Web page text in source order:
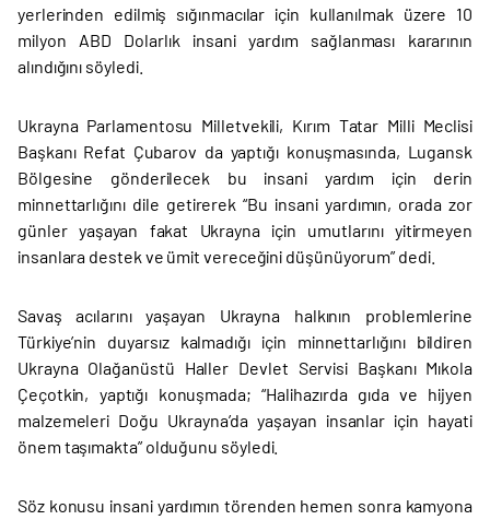
yerlerinden edilmiş sığınmacılar için kullanılmak üzere 10
milyon ABD Dolarlık insani yardım sağlanması kararının
alındığını söyledi.
Ukrayna Parlamentosu Milletvekili, Kırım Tatar Milli Meclisi
Başkanı Refat Çubarov da yaptığı konuşmasında, Lugansk
Bölgesine gönderilecek bu insani yardım için derin
minnettarlığını dile getirerek “Bu insani yardımın, orada zor
günler yaşayan fakat Ukrayna için umutlarını yitirmeyen
insanlara destek ve ümit vereceğini düşünüyorum” dedi.
Savaş acılarını yaşayan Ukrayna halkının problemlerine
Türkiye’nin duyarsız kalmadığı için minnettarlığını bildiren
Ukrayna Olağanüstü Haller Devlet Servisi Başkanı Mıkola
Çeçotkin, yaptığı konuşmada; “Halihazırda gıda ve hijyen
malzemeleri Doğu Ukrayna’da yaşayan insanlar için hayati
önem taşımakta” olduğunu söyledi.
Söz konusu insani yardımın törenden hemen sonra kamyona